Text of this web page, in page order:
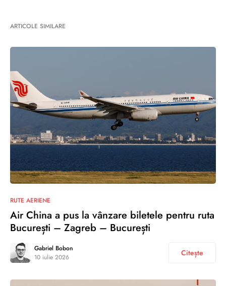
ARTICOLE SIMILARE
RUTE AERIENE
Air China a pus la vânzare biletele pentru ruta
București – Zagreb – București
Gabriel Bobon
10 iulie 2026
Citește